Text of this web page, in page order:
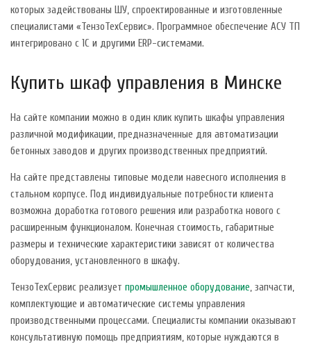
которых задействованы ШУ, спроектированные и изготовленные
специалистами «ТензоТехСервис». Программное обеспечение АСУ ТП
интегрировано с 1С и другими ERP-системами.
Купить шкаф управления в Минске
На сайте компании можно в один клик купить шкафы управления
различной модификации, предназначенные для автоматизации
бетонных заводов и других производственных предприятий.
На сайте представлены типовые модели навесного исполнения в
стальном корпусе. Под индивидуальные потребности клиента
возможна доработка готового решения или разработка нового с
расширенным функционалом. Конечная стоимость, габаритные
размеры и технические характеристики зависят от количества
оборудования, установленного в шкафу.
ТензоТехСервис реализует промышленное оборудование, запчасти,
комплектующие и автоматические системы управления
производственными процессами. Специалисты компании оказывают
консультативную помощь предприятиям, которые нуждаются в